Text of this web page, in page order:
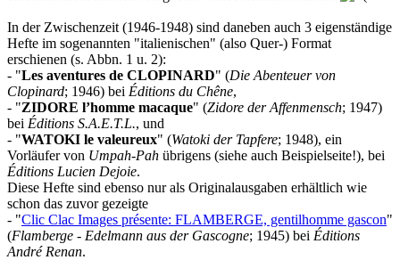
In der Zwischenzeit (1946-1948) sind daneben auch 3 eigenständige
Hefte im sogenannten "italienischen" (also Quer-) Format
erschienen (s. Abbn. 1 u. 2):
- "Les aventures de CLOPINARD" (Die Abenteuer von
Clopinard; 1946) bei Éditions du Chêne,
- "ZIDORE l’homme macaque" (Zidore der Affenmensch; 1947)
bei Éditions S.A.E.T.L., und
- "WATOKI le valeureux" (Watoki der Tapfere; 1948), ein
Vorläufer von Umpah-Pah übrigens (siehe auch Beispielseite!), bei
Éditions Lucien Dejoie.
Diese Hefte sind ebenso nur als Originalausgaben erhältlich wie
schon das zuvor gezeigte
- "Clic Clac Images présente: FLAMBERGE, gentilhomme gascon"
(Flamberge - Edelmann aus der Gascogne; 1945) bei Éditions
André Renan.